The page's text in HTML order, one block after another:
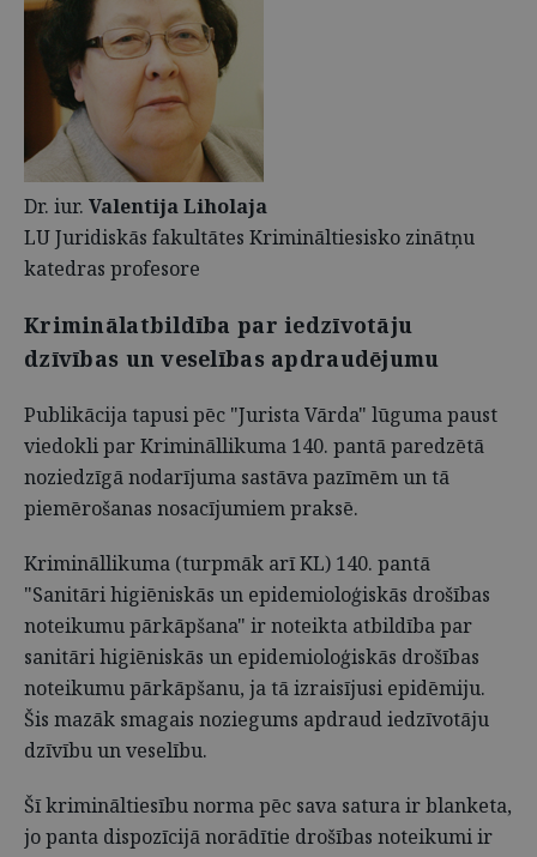
Dr. iur. Valentija Liholaja
LU Juridiskās fakultātes Krimināltiesisko zinātņu
katedras profesore
Kriminālatbildība par iedzīvotāju
dzīvības un veselības apdraudējumu
Publikācija tapusi pēc "Jurista Vārda" lūguma paust
viedokli par Krimināllikuma 140. pantā paredzētā
noziedzīgā nodarījuma sastāva pazīmēm un tā
piemērošanas nosacījumiem praksē.
Krimināllikuma (turpmāk arī KL) 140. pantā
"Sanitāri higiēniskās un epidemioloģiskās drošības
noteikumu pārkāpšana" ir noteikta atbildība par
sanitāri higiēniskās un epidemioloģiskās drošības
noteikumu pārkāpšanu, ja tā izraisījusi epidēmiju.
Šis mazāk smagais noziegums apdraud iedzīvotāju
dzīvību un veselību.
Šī krimināltiesību norma pēc sava satura ir blanketa,
jo panta dispozīcijā norādītie drošības noteikumi ir